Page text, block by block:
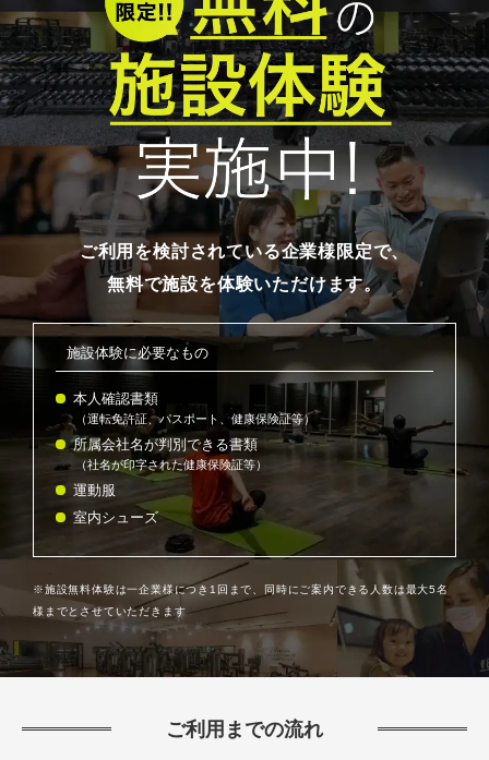
ご利用を検討されている企業様限定で、
無料で施設を体験いただけます。
施設体験に必要なもの
本人確認書類
（運転免許証、パスポート、健康保険証等）
所属会社名が判別できる書類
（社名が印字された健康保険証等）
運動服
室内シューズ
※施設無料体験は一企業様につき1回まで、同時にご案内できる人数は最大5名
様までとさせていただきます
ご利用までの流れ